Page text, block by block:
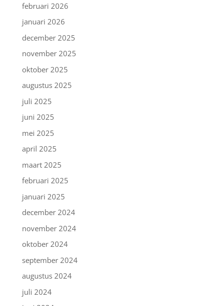
februari 2026
januari 2026
december 2025
november 2025
oktober 2025
augustus 2025
juli 2025
juni 2025
mei 2025
april 2025
maart 2025
februari 2025
januari 2025
december 2024
november 2024
oktober 2024
september 2024
augustus 2024
juli 2024